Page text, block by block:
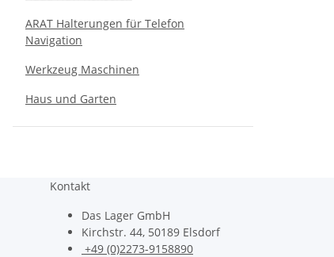
ARAT Halterungen für Telefon
Navigation
Werkzeug Maschinen
Haus und Garten
Kontakt
Das Lager GmbH
Kirchstr. 44, 50189 Elsdorf
+49 (0)2273-9158890